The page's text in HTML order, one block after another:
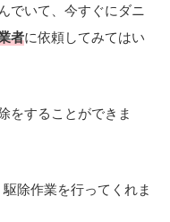
でいて、今すぐにダニ
者に依頼してみてはい
をすることができま
除作業を行ってくれま